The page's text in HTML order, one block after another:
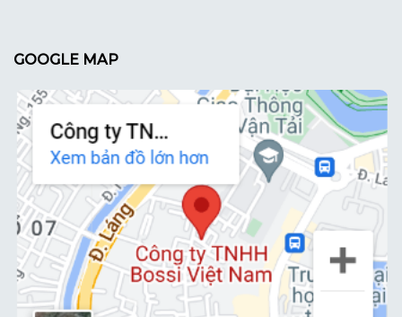
GOOGLE MAP